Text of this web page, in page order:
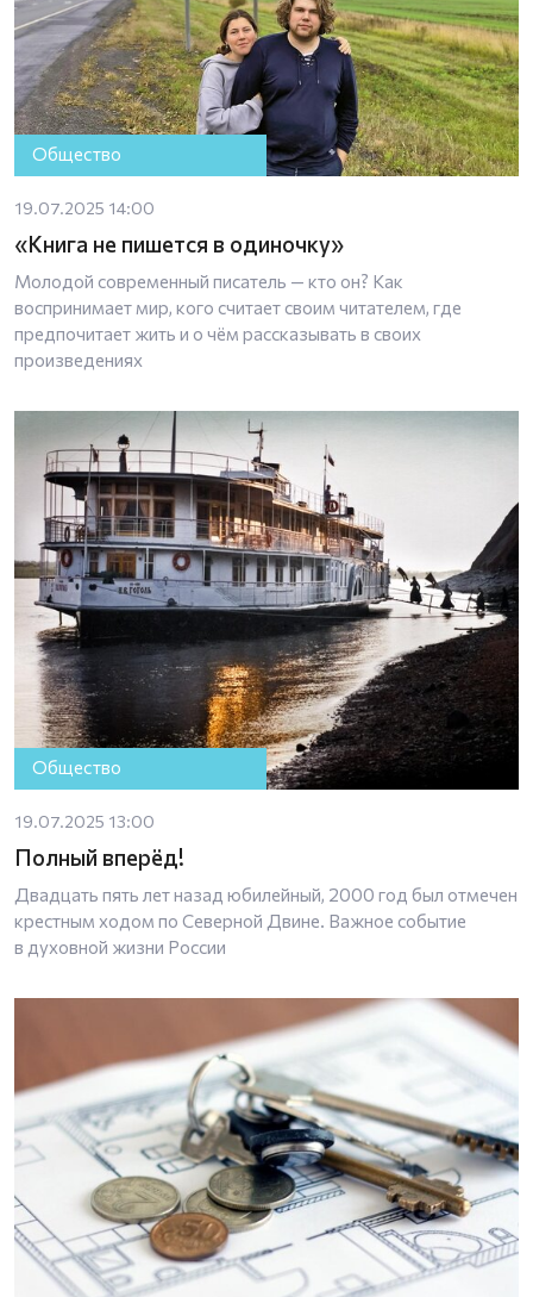
Общество
19.07.2025 14:00
«Книга не пишется в одиночку»
Молодой современный писатель — кто он? Как
воспринимает мир, кого считает своим читателем, где
предпочитает жить и о чём рассказывать в своих
произведениях
Общество
19.07.2025 13:00
Полный вперёд!
Двадцать пять лет назад юбилейный, 2000 год был отмечен
крестным ходом по Северной Двине. Важное событие
в духовной жизни России